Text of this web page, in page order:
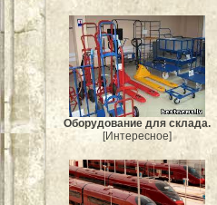
Оборудование для склада.
[Интересное]